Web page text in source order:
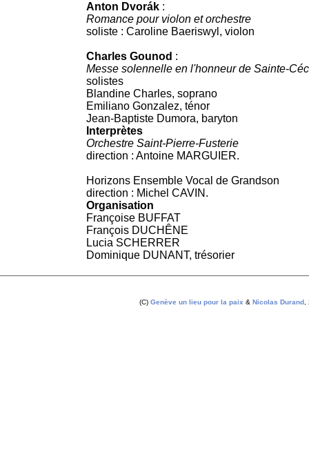
Anton Dvorák :
Romance pour violon et orchestre
soliste : Caroline Baeriswyl, violon
Charles Gounod :
Messe solennelle en l'honneur de Sainte-
solistes
Blandine Charles, soprano
Emiliano Gonzalez, ténor
Jean-Baptiste Dumora, baryton
Interprètes
Orchestre Saint-Pierre-Fusterie
direction : Antoine MARGUIER.
Horizons Ensemble Vocal de Grandson
direction : Michel CAVIN.
Organisation
Françoise BUFFAT
François DUCHÊNE
Lucia SCHERRER
Dominique DUNANT, trésorier
(C) Genève un lieu pour la paix & Nicolas Durand